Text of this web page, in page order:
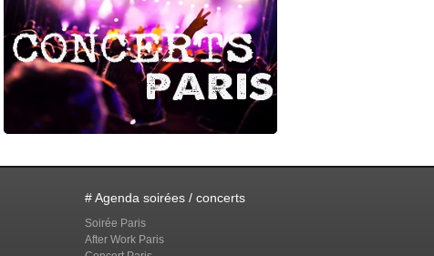
# Agenda soirées / concerts
Soirée Paris
After Work Paris